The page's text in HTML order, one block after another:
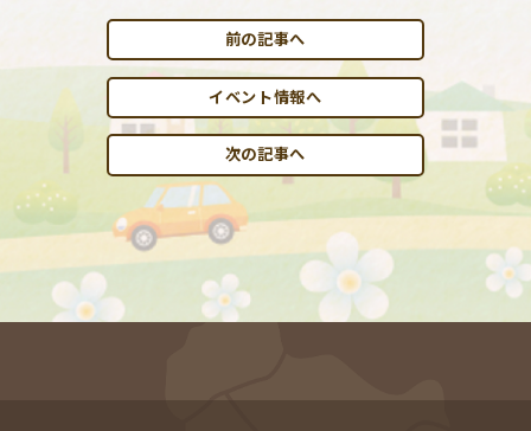
前の記事へ
イベント情報へ
次の記事へ